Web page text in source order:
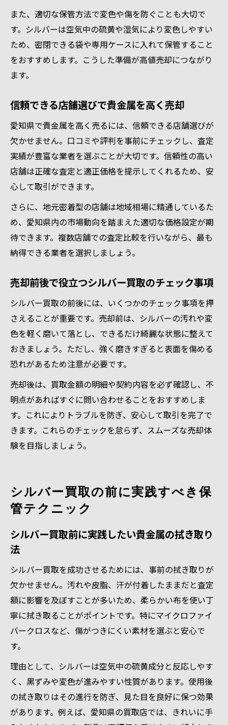
また、適切な保管方法で変色や傷を防ぐことも大切で
す。シルバーは空気中の硫黄や湿気により変色しやすい
ため、密閉できる袋や専用ケースに入れて保管すること
をおすすめします。こうした準備が高値売却につながり
ます。
信頼できる店舗選びで貴金属を高く売却
愛知県で貴金属を高く売るには、信頼できる店舗選びが
欠かせません。口コミや評判を事前にチェックし、査定
実績が豊富な業者を選ぶことが大切です。信頼性の高い
店舗は正確な査定と適正価格を提示してくれるため、安
心して取引ができます。
さらに、地元密着型の店舗は地域相場に精通しているた
め、愛知県内の市場動向を踏まえた適切な価格設定が期
待できます。複数店舗での査定比較を行いながら、最も
納得できる業者を選択しましょう。
売却前後で役立つシルバー買取のチェック事項
シルバー買取の前後には、いくつかのチェック事項を押
さえることが重要です。売却前は、シルバーの汚れや変
色を軽く磨いて落とし、できるだけ綺麗な状態に整えて
おきましょう。ただし、強く磨きすぎると表面を傷める
恐れがあるため注意が必要です。
売却後は、買取金額の明細や契約内容を必ず確認し、不
明点があればすぐに問い合わせることをおすすめしま
す。これによりトラブルを防ぎ、安心して取引を完了で
きます。これらのチェックを怠らず、スムーズな売却体
験を目指しましょう。
シルバー買取の前に実践すべき保
管テクニック
シルバー買取前に実践したい貴金属の拭き取り
法
シルバー買取を成功させるためには、事前の拭き取りが
欠かせません。汚れや皮脂、汗が付着したままだと査定
額に影響を及ぼすことが多いため、柔らかい布を使い丁
寧に拭き取ることがポイントです。特にマイクロファイ
バークロスなど、傷がつきにくい素材を選ぶと安心で
す。
理由として、シルバーは空気中の硫黄成分と反応しやす
く、黒ずみや変色が進みやすい性質があります。使用後
の拭き取りはその進行を防ぎ、見た目を良好に保つ効果
があります。例えば、愛知県の買取店では、きれいに手